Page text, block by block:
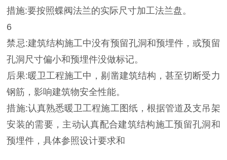
措施:要按照蝶阀法兰的实际尺寸加工法兰盘。
6
禁忌:建筑结构施工中没有预留孔洞和预埋件，或预留
孔洞尺寸偏小和预埋件没做标记。
后果:暖卫工程施工中，剔凿建筑结构，甚至切断受力
钢筋，影响建筑物安全性能。
措施:认真熟悉暖卫工程施工图纸，根据管道及支吊架
安装的需要，主动认真配合建筑结构施工预留孔洞和
预埋件，具体参照设计要求和